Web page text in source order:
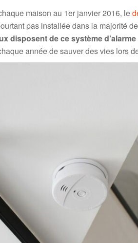
maison au 1er janvier 2016, le
pas installée dans la majorité
disposent de ce système d’alarme
année de sauver des vies lors